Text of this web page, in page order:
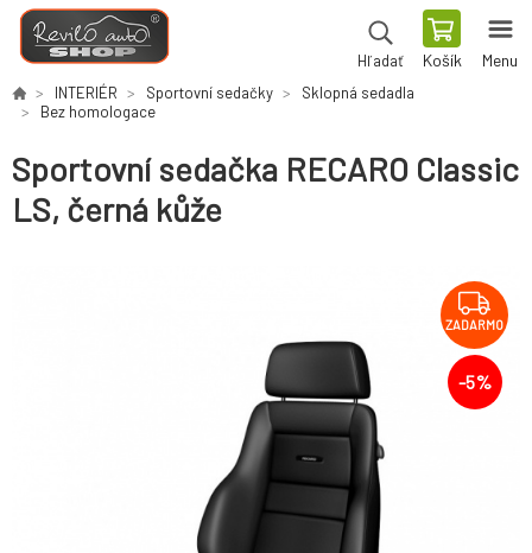
Hľadať Košík Menu
INTERIÉR Sportovní sedačky
Sklopná sedadla
Bez homologace
Sportovní sedačka RECARO Classic
LS, černá kůže
ZADARMO
-5%